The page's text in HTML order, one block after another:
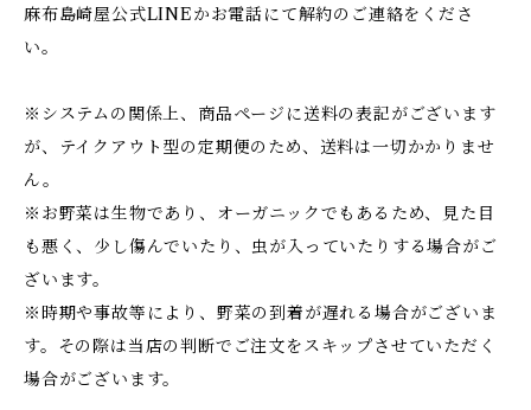
麻布島崎屋公式LINEかお電話にて解約のご連絡をくださ
い。
※システムの関係上、商品ページに送料の表記がございます
が、テイクアウト型の定期便のため、送料は一切かかりませ
ん。
※お野菜は生物であり、オーガニックでもあるため、見た目
も悪く、少し傷んでいたり、虫が入っていたりする場合がご
ざいます。
※時期や事故等により、野菜の到着が遅れる場合がございま
す。その際は当店の判断でご注文をスキップさせていただく
場合がございます。